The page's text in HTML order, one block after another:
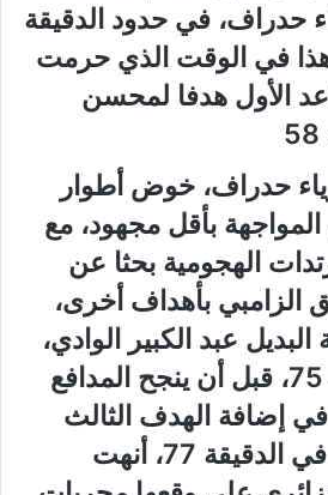
حدراف، في حدود الدقيقة
هذا في الوقت الذي حرمت
الأول هدفا لمحسن
حدراف، خوض أطوار
بأقل مجهود، مع
الهجومية بحثا عن
الزامبي بأهداف أخرى،
عبد الكبير الوادي،
في حدود الدقيقة 75، قبل أن ينجح المدافع
في إضافة الهدف الثالث
برأسية من ركنية في الدقيقة 77، أنهت